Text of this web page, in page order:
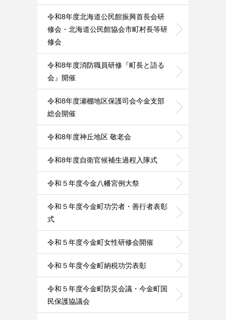
令和8年度北海道公民館振興首長会研
修会・北海道公民館協会市町村長等研
修会
令和8年度消防職員研修『町長と語る
会』開催
令和8年度瀬棚地区保護司会今金支部
総会開催
令和8年度神丘地区 敬老会
令和8年度自衛官候補生過程入隊式
令和５年度今金八幡宮例大祭
令和５年度今金町功労者・善行者表彰
式
令和５年度今金町女性研修会開催
令和５年度今金町納税功労表彰
令和５年度今金町防災会議・今金町国
民保護協議会